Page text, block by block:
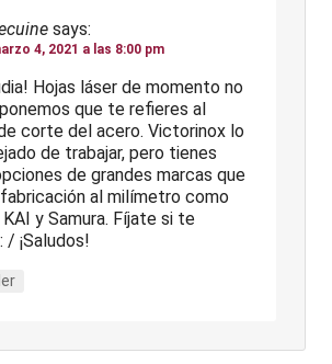
says:
4, 2021 a las 8:00 pm
Hojas láser de momento no
que te refieres al
corte del acero. Victorinox lo
de trabajar, pero tienes
de grandes marcas que
al milímetro como
y Samura. Fíjate si te
/ ¡Saludos!